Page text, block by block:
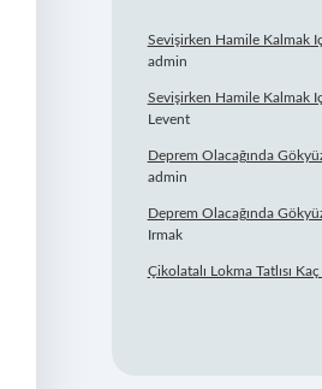
Sevişirken Hamile Kalmak
admin
Sevişirken Hamile Kalmak
Levent
Deprem Olacağında
admin
Deprem Olacağında
Irmak
Çikolatalı Lokma Tatlısı